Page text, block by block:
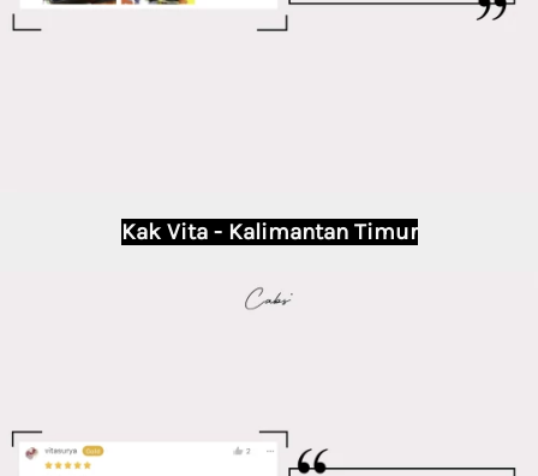
Kak Vita - Kalimantan Timur